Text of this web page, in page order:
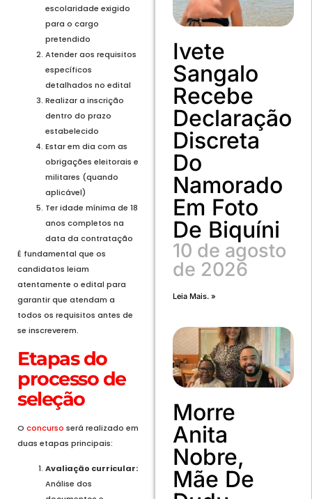
escolaridade exigido
para o cargo
pretendido
Atender aos requisitos
específicos
detalhados no edital
Realizar a inscrição
dentro do prazo
estabelecido
Estar em dia com as
obrigações eleitorais e
militares (quando
aplicável)
Ter idade mínima de 18
anos completos na
data da contratação
É fundamental que os
candidatos leiam
atentamente o edital para
garantir que atendam a
todos os requisitos antes de
se inscreverem.
Etapas do
processo de
seleção
O concurso será realizado em
duas etapas principais:
Avaliação curricular:
Análise dos
Ivete
Sangalo
Recebe
Declaração
Discreta
Do
Namorado
Em Foto
De Biquíni
10 de agosto
de 2026
Leia Mais. »
Morre
Anita
Nobre,
Mãe De